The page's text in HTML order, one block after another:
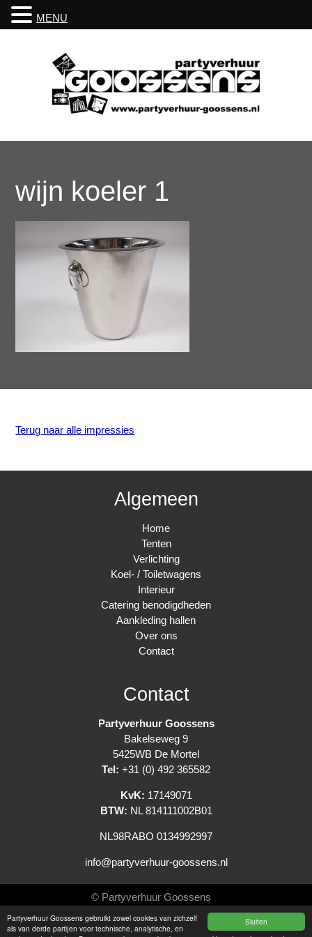
Sluiten
Partyverhuur Goossens gebruikt zowel cookies van zichzelf
als van derde partijen voor technische, analytische, en
wijn koeler 1
Terug naar alle impressies
Algemeen
Home
Tenten
Verlichting
Koel- / Toiletwagens
Interieur
Catering benodigdheden
Aankleding hallen
Over ons
Contact
Contact
Partyverhuur Goossens
Bakelseweg 9
5425WB De Mortel
Tel: +31 (0) 492 365582
KvK: 17149071
BTW: NL 814111002B01
NL98RABO 0134992997
info@partyverhuur-goossens.nl
© Partyverhuur Goossens
Algemene voorwaarden
MENU